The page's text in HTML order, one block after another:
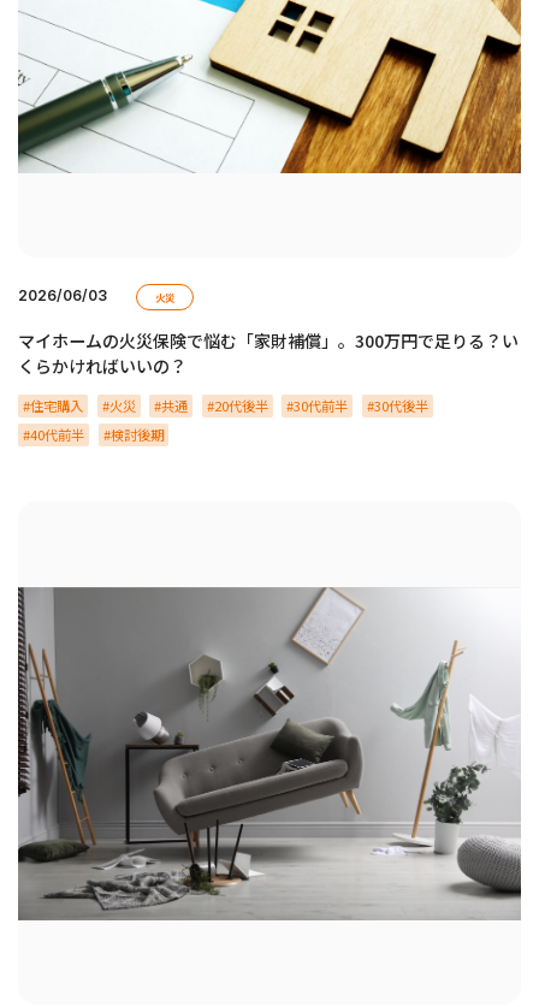
2026/06/03 火災
マイホームの火災保険で悩む「家財補償」。300万円で足りる？い
くらかければいいの？
住宅購入 火災 共通 20代後半 30代前半
30代後半
40代前半
検討後期